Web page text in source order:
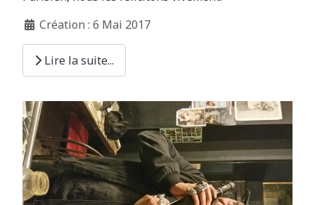
Création : 6 Mai 2017
Lire la suite...